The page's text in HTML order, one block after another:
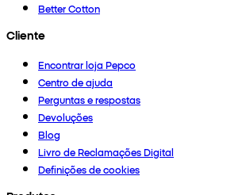
Better Cotton
Cliente
Encontrar loja Pepco
Centro de ajuda
Perguntas e respostas
Devoluções
Blog
Livro de Reclamações Digital
Definições de cookies